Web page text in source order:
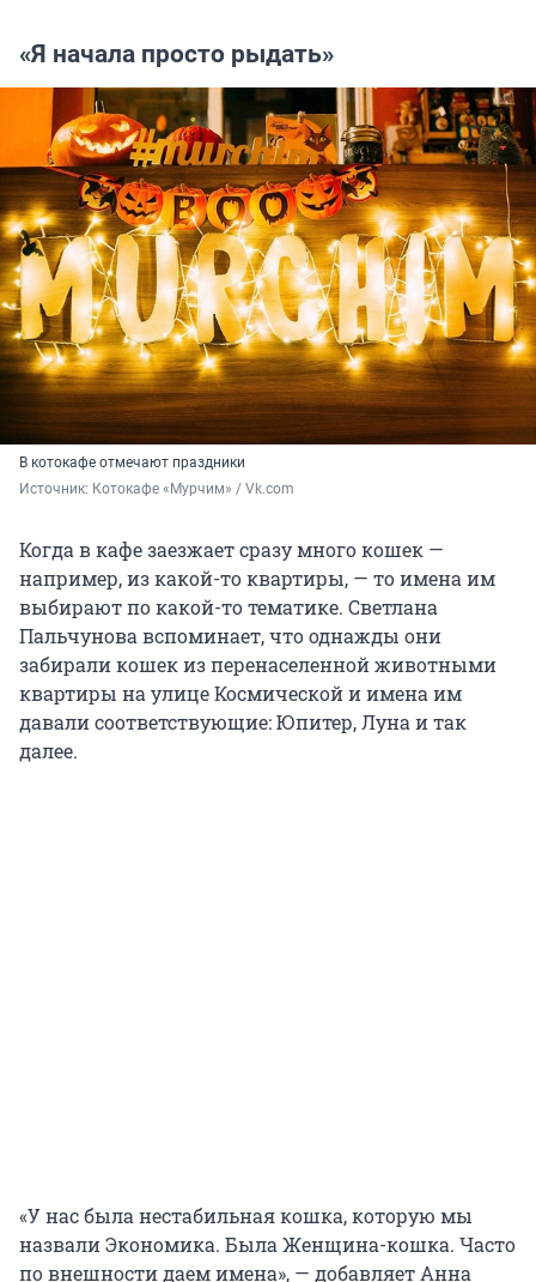
«Я начала просто рыдать»
В котокафе отмечают праздники
Источник: Котокафе «Мурчим» / Vk.com
Когда в кафе заезжает сразу много кошек —
например, из какой-то квартиры, — то имена им
выбирают по какой-то тематике. Светлана
Пальчунова вспоминает, что однажды они
забирали кошек из перенаселенной животными
квартиры на улице Космической и имена им
давали соответствующие: Юпитер, Луна и так
далее.
«У нас была нестабильная кошка, которую мы
назвали Экономика. Была Женщина-кошка. Часто
по внешности даем имена», — добавляет Анна